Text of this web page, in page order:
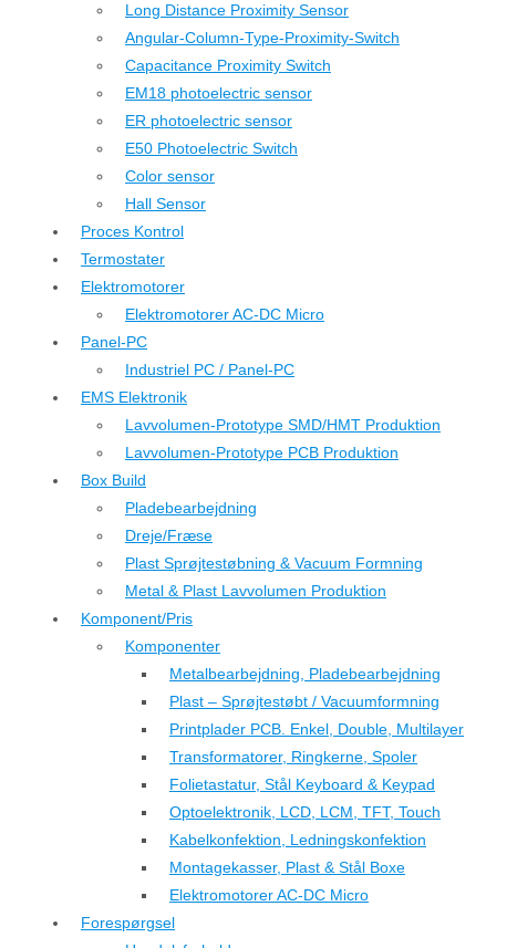
Long Distance Proximity Sensor
Angular-Column-Type-Proximity-Switch
Capacitance Proximity Switch
EM18 photoelectric sensor
ER photoelectric sensor
E50 Photoelectric Switch
Color sensor
Hall Sensor
Proces Kontrol
Termostater
Elektromotorer
Elektromotorer AC-DC Micro
Panel-PC
Industriel PC / Panel-PC
EMS Elektronik
Lavvolumen-Prototype SMD/HMT Produktion
Lavvolumen-Prototype PCB Produktion
Box Build
Pladebearbejdning
Dreje/Fræse
Plast Sprøjtestøbning & Vacuum Formning
Metal & Plast Lavvolumen Produktion
Komponent/Pris
Komponenter
Metalbearbejdning, Pladebearbejdning
Plast – Sprøjtestøbt / Vacuumformning
Printplader PCB. Enkel, Double, Multilayer
Transformatorer, Ringkerne, Spoler
Folietastatur, Stål Keyboard & Keypad
Optoelektronik, LCD, LCM, TFT, Touch
Kabelkonfektion, Ledningskonfektion
Montagekasser, Plast & Stål Boxe
Elektromotorer AC-DC Micro
Forespørgsel